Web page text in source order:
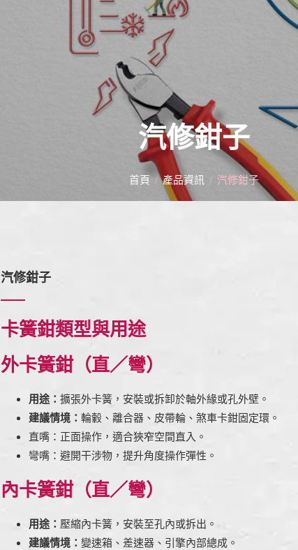
汽修鉗子
首頁 產品資訊 汽修鉗子
汽修鉗子
卡簧鉗類型與用途
外卡簧鉗（直／彎）
用途： 擴張外卡簧，安裝或拆卸於軸外緣或孔外壁。
建議情境： 輪轂、離合器、皮帶輪、煞車卡鉗固定環。
直嘴：正面操作，適合狹窄空間直入。
彎嘴：避開干涉物，提升角度操作彈性。
內卡簧鉗（直／彎）
用途： 壓縮內卡簧，安裝至孔內或拆出。
建議情境： 變速箱、差速器、引擎內部總成。